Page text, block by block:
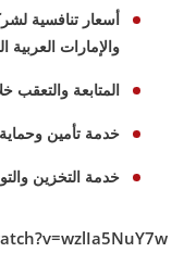
أسعار تنافسية
والإمارات العربية
المتابعة والتعقب
خدمة تأمين
خدمة التخزين